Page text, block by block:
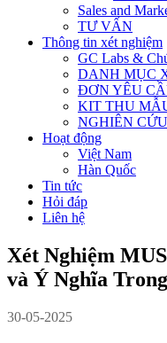
Sales and
TƯ VẤN
Thông tin xét nghiệm
GC Labs &
DANH MỤC
ĐƠN YÊU
KIT THU
NGHIÊN CỨU
Hoạt động
Việt Nam
Hàn Quốc
Tin tức
Hỏi đáp
Liên hệ
Xét Nghiệm
và Ý Nghĩa
30-05-2025